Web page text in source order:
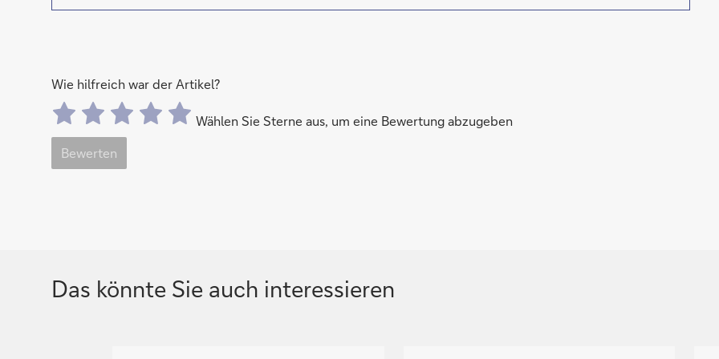
Wie hilfreich war der Artikel?
Wählen Sie Sterne aus, um eine Bewertung abzugeben
Bewerten
Das könnte Sie auch interessieren